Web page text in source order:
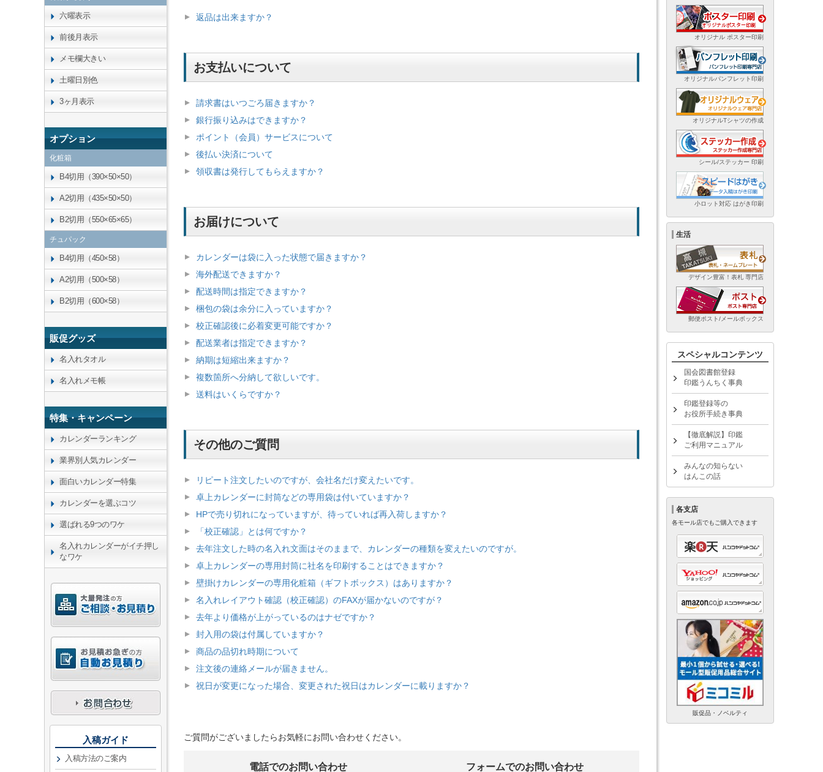
返品は出来ますか？
お支払いについて
請求書はいつごろ届きますか？
銀行振り込みはできますか？
ポイント（会員）サービスについて
後払い決済について
領収書は発行してもらえますか？
お届けについて
カレンダーは袋に入った状態で届きますか？
海外配送できますか？
配送時間は指定できますか？
梱包の袋は余分に入っていますか？
校正確認後に必着変更可能ですか？
配送業者は指定できますか？
納期は短縮出来ますか？
複数箇所へ分納して欲しいです。
送料はいくらですか？
その他のご質問
リピート注文したいのですが、会社名だけ変えたいです。
卓上カレンダーに封筒などの専用袋は付いていますか？
HPで売り切れになっていますが、待っていれば再入荷しますか？
「校正確認」とは何ですか？
去年注文した時の名入れ文面はそのままで、カレンダーの種類を変えたいのですが。
卓上カレンダーの専用封筒に社名を印刷することはできますか？
壁掛けカレンダーの専用化粧箱（ギフトボックス）はありますか？
名入れレイアウト確認（校正確認）のFAXが届かないのですが？
去年より価格が上がっているのはナゼですか？
封入用の袋は付属していますか？
商品の品切れ時期について
注文後の連絡メールが届きません。
祝日が変更になった場合、変更された祝日はカレンダーに載りますか？
ご質問がございましたらお気軽にお問い合わせください。
電話でのお問い合わせ フォームでのお問い合わせ
六曜表示
前後月表示
メモ欄大きい
土曜日別色
3ヶ月表示
オプション
化粧箱
B4切用（390×50×50）
A2切用（435×50×50）
B2切用（550×65×65）
チュパック
B4切用（450×58）
A2切用（500×58）
B2切用（600×58）
販促グッズ
名入れタオル
名入れメモ帳
特集・キャンペーン
カレンダーランキング
業界別人気カレンダー
面白いカレンダー特集
カレンダーを選ぶコツ
選ばれる9つのワケ
名入れカレンダーがイチ押し
なワケ
入稿ガイド
入稿方法のご案内
オリジナル ポスター印刷
オリジナルパンフレット印刷
オリジナルTシャツの作成
シール/ステッカー 印刷
小ロット対応 はがき印刷
生活
デザイン豊富！表札 専門店
郵便ポスト/メールボックス
スペシャルコンテンツ
国会図書館登録
印鑑うんちく事典
印鑑登録等の
お役所手続き事典
【徹底解説】印鑑
ご利用マニュアル
みんなの知らない
はんこの話
各支店
各モール店でもご購入できます
販促品・ノベルティ